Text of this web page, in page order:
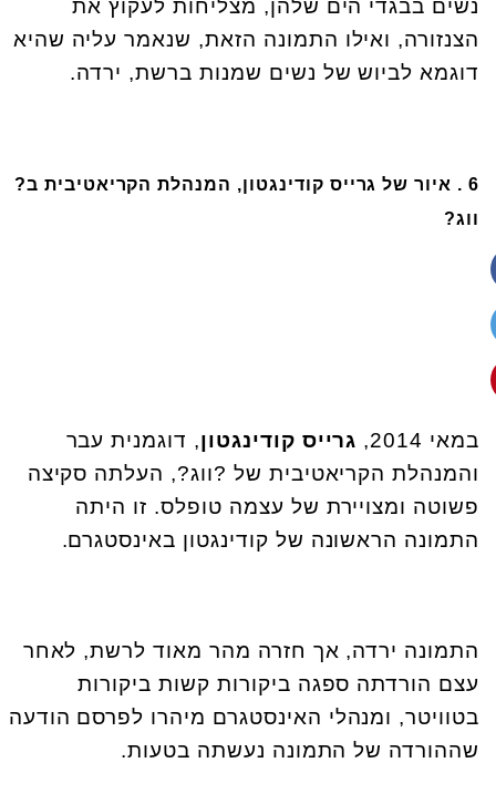
נשים בבגדי הים שלהן, מצליחות לעקוץ את
הצנזורה, ואילו התמונה הזאת, שנאמר עליה שהיא
דוגמא לביוש של נשים שמנות ברשת, ירדה.
6 . איור של גרייס קודינגטון, המנהלת הקריאטיבית ב?
ווג?
במאי 2014, גרייס קודינגטון, דוגמנית עבר
והמנהלת הקריאטיבית של ?ווג?, העלתה סקיצה
פשוטה ומצויירת של עצמה טופלס. זו היתה
התמונה הראשונה של קודינגטון באינסטגרם.
התמונה ירדה, אך חזרה מהר מאוד לרשת, לאחר
עצם הורדתה ספגה ביקורות קשות ביקורות
בטוויטר, ומנהלי האינסטגרם מיהרו לפרסם הודעה
שההורדה של התמונה נעשתה בטעות.